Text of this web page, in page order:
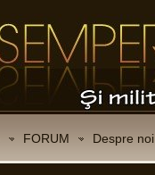
FORUM Despre noi